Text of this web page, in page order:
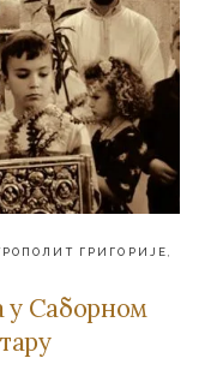
ГРИГОРИЈЕ
у Саборном